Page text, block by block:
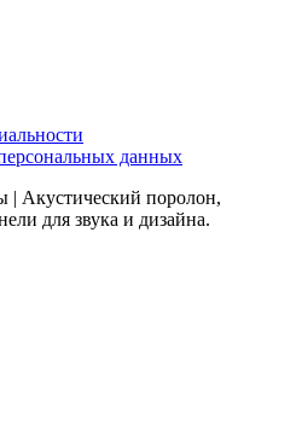
данных
| Акустический поролон,
для звука и дизайна.